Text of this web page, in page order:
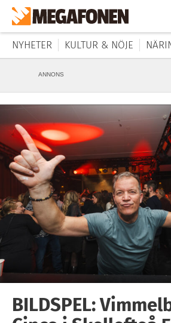
NYHETER KULTUR & NÖJE
ANNONS
BILDSPEL: